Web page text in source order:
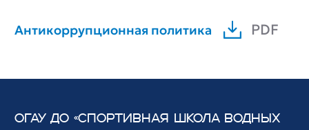
Антикоррупционная политика
ОГАУ ДО «СПОРТИВНАЯ ШКОЛА ВОДНЫХ